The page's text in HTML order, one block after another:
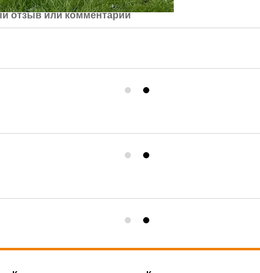
отзыв или комментарий